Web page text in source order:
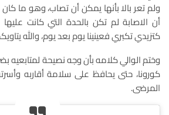
ولم تعر بالا بأنها يمكن أن تصاب، وهو ما
أن الاصابة لم تكن بالحدة التي كانت عليها
كتزيدي تكبري فعينينا يوم بعد يوم، والله
وختم الوالي كلامه بأن وجه نصيحة لمتابعيه
كورونا، حتى يحافظ على سلامة أقاربه
المرضى.